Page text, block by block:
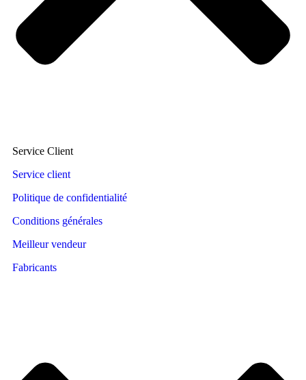
Service Client
Service client
Politique de confidentialité
Conditions générales
Meilleur vendeur
Fabricants